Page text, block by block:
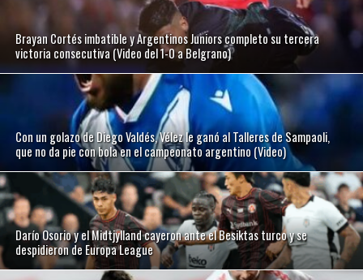
Brayan Cortés imbatible y Argentinos Juniors completo su tercera
victoria consecutiva (Video del 1-0 a Belgrano)
Con un golazo de Diego Valdés, Vélez le ganó al Talleres de Sampaoli,
que no da pie con bola en el campeonato argentino (Video)
Darío Osorio y el Midtjylland cayeron ante el Besiktas turco y se
despidieron de Europa League